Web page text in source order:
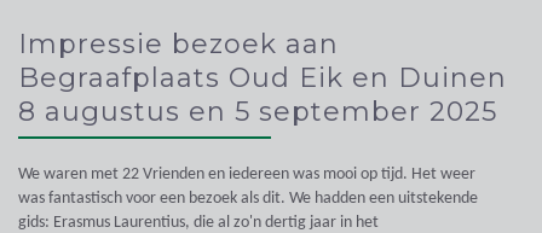
Impressie bezoek aan
Begraafplaats Oud Eik en Duinen
8 augustus en 5 september 2025
We waren met 22 Vrienden en iedereen was mooi op tijd. Het weer
was fantastisch voor een bezoek als dit. We hadden een uitstekende
gids: Erasmus Laurentius, die al zo'n dertig jaar in het